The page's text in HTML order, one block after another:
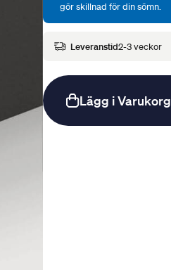
gör skillnad för din sömn.
Leveranstid2-3 veckor
Lägg i Varukorg